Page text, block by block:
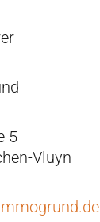
5
Vluyn